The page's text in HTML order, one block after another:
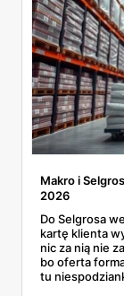
Makro i
2026
Do Selgrosa
kartę klienta
nic za nią nie
bo oferta
tu